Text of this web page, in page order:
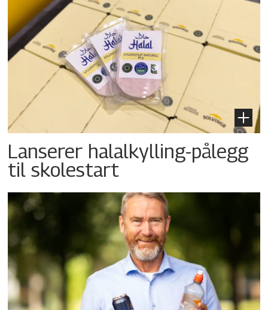
Lanserer halalkylling-­pålegg
til skolestart